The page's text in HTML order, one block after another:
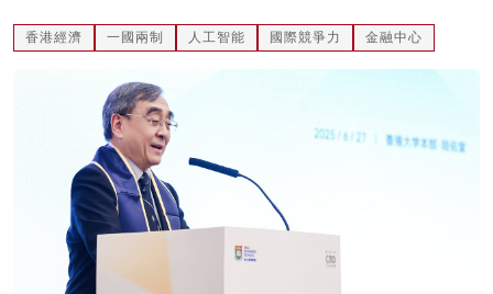
香港經濟 一國兩制 人工智能 國際競爭力 金融中心